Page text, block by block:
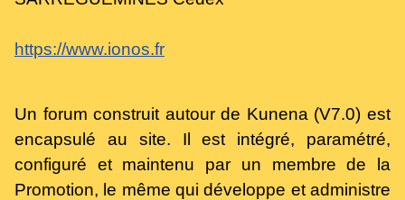
https://www.ionos.fr
Un forum construit autour de Kunena (V7.0) est
encapsulé au site. Il est intégré, paramétré,
configuré et maintenu par un membre de la
Promotion, le même qui développe et administre